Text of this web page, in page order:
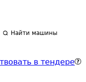
Найти машины
в тендере